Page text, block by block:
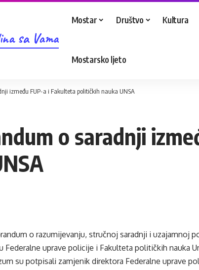
sa Vama
Mostar Društvo Kultura
Mostarsko ljeto
između FUP-a i Fakulteta političkih nauka UNSA
o saradnji
o razumijevanju, stručnoj saradnji i uzajamnoj
Federalne uprave policije i Fakulteta političkih nauka
su potpisali zamjenik direktora Federalne uprave